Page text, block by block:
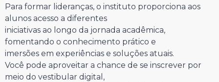
Para formar lideranças, o instituto proporciona aos
alunos acesso a diferentes
iniciativas ao longo da jornada acadêmica,
fomentando o conhecimento prático e
imersões em experiências e soluções atuais.
Você pode aproveitar a chance de se inscrever por
meio do vestibular digital,